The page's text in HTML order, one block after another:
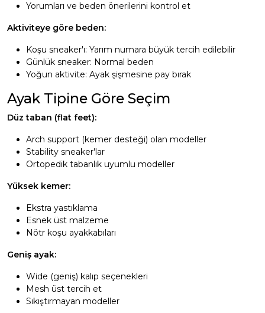
Yorumları ve beden önerilerini kontrol et
Aktiviteye göre beden:
Koşu sneaker'ı: Yarım numara büyük tercih edilebilir
Günlük sneaker: Normal beden
Yoğun aktivite: Ayak şişmesine pay bırak
Ayak Tipine Göre Seçim
Düz taban (flat feet):
Arch support (kemer desteği) olan modeller
Stability sneaker'lar
Ortopedik tabanlık uyumlu modeller
Yüksek kemer:
Ekstra yastıklama
Esnek üst malzeme
Nötr koşu ayakkabıları
Geniş ayak:
Wide (geniş) kalıp seçenekleri
Mesh üst tercih et
Sıkıştırmayan modeller